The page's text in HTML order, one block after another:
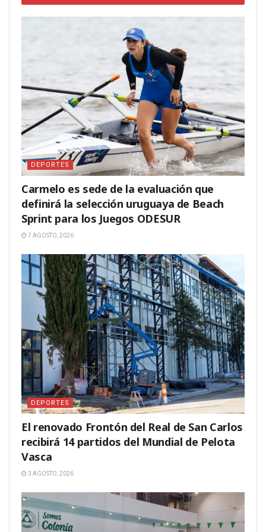
DEPORTES
Carmelo es sede de la evaluación que
definirá la selección uruguaya de Beach
Sprint para los Juegos ODESUR
7 AGOSTO, 2026
DEPORTES
El renovado Frontón del Real de San Carlos
recibirá 14 partidos del Mundial de Pelota
Vasca
3 AGOSTO, 2026